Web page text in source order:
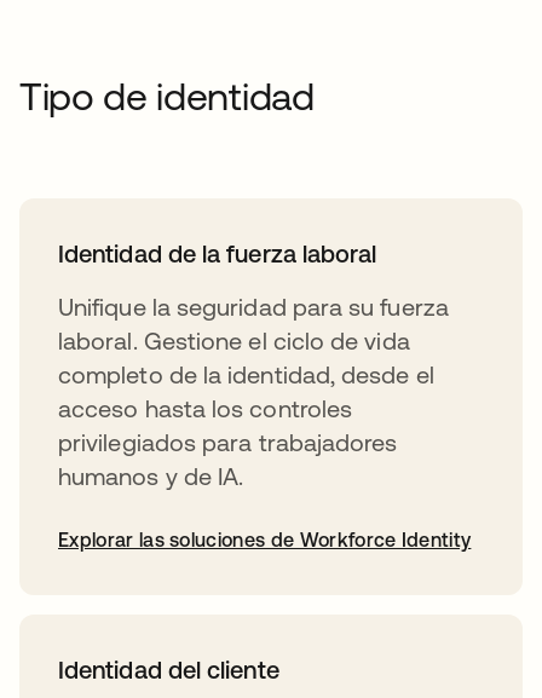
Tipo de identidad
Identidad de la fuerza laboral
Unifique la seguridad para su fuerza
laboral. Gestione el ciclo de vida
completo de la identidad, desde el
acceso hasta los controles
privilegiados para trabajadores
humanos y de IA.
Explorar las soluciones de Workforce Identity
Identidad del cliente